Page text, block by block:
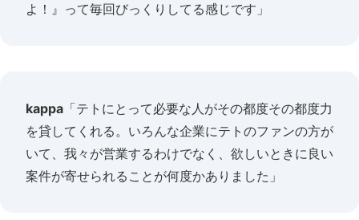
よ！』って毎回びっくりしてる感じです」
kappa 「テトにとって必要な人がその都度その都度力
を貸してくれる。いろんな企業にテトのファンの方が
いて、我々が営業するわけでなく、欲しいときに良い
案件が寄せられることが何度かありました」